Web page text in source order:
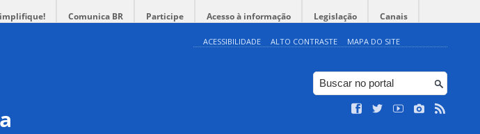
Comunica BR Participe Acesso à informação Legislação Canais
ACESSIBILIDADE ALTO CONTRASTE MAPA DO SITE